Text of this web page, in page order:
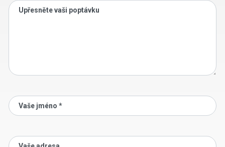
Upřesněte vaši poptávku
Vaše jméno *